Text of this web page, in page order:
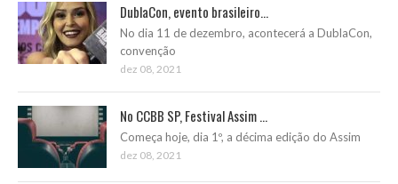
DublaCon, evento brasileiro...
No dia 11 de dezembro, acontecerá a DublaCon,
convenção
dez 08, 2021
No CCBB SP, Festival Assim ...
Começa hoje, dia 1º, a décima edição do Assim
dez 08, 2021